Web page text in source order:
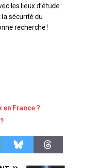
les lieux d’étude
sécurité du
recherche !
France ?